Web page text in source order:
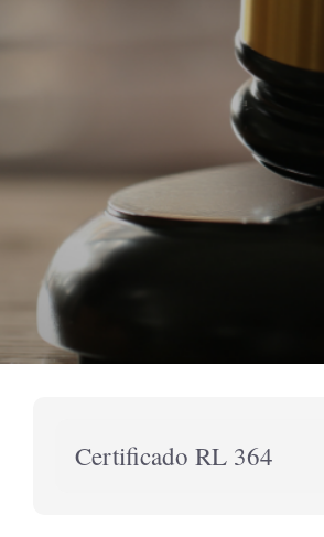
Tributario
Certificado RL 364